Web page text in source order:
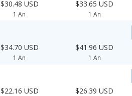
$30.48 USD
1 An
$33.65 USD
1 An
$34.70 USD
1 An
$41.96 USD
1 An
$22.16 USD $26.39 USD